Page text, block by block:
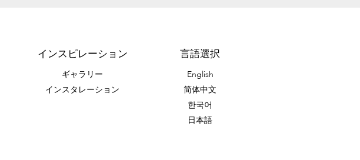
インスピレーション
ギャラリー
インスタレーション
言語選択
English
简体中文
한국어
日本語